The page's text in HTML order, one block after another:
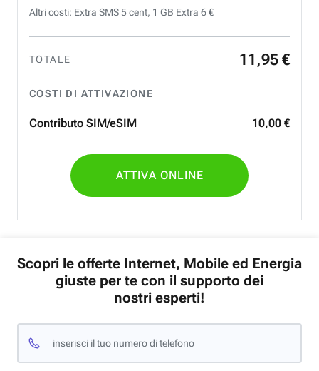
Altri costi: Extra SMS 5 cent, 1 GB Extra 6 €
TOTALE 11 ,95 €
COSTI DI ATTIVAZIONE
Contributo SIM/eSIM 10,00 €
ATTIVA ONLINE
Scopri le offerte Internet, Mobile ed Energia
giuste per te con il supporto dei
nostri esperti!
inserisci il tuo numero di telefono